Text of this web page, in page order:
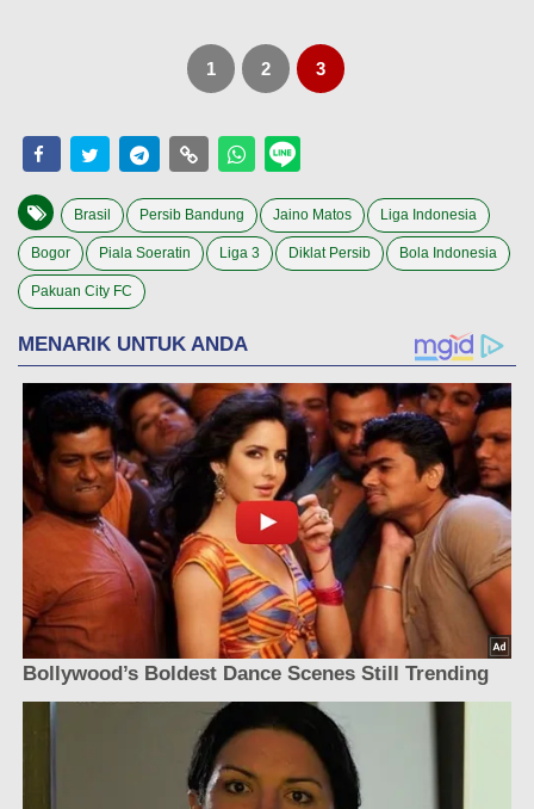
1 2 3
Brasil Persib Bandung Jaino Matos Liga Indonesia
Bogor Piala Soeratin Liga 3 Diklat Persib Bola Indonesia
Pakuan City FC